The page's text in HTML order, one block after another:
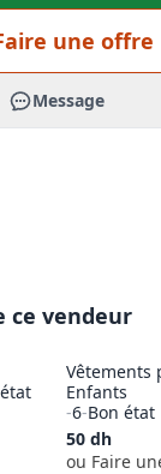
une offre
Message
ce vendeur
Vêtements
Enfants
-6-Bon état
50 dh
ou Faire